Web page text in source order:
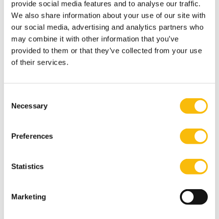
provide social media features and to analyse our traffic.
We also share information about your use of our site with
our social media, advertising and analytics partners who
may combine it with other information that you’ve
provided to them or that they’ve collected from your use
of their services.
Selection
Necessary
Preferences
Statistics
Marketing
Donderdag 24 september
13:30-14:00Welkom en registratie
14:00-15:00Programmapresentatie
15:15-16:00Hoorcollege
16:00-17:00Borrel